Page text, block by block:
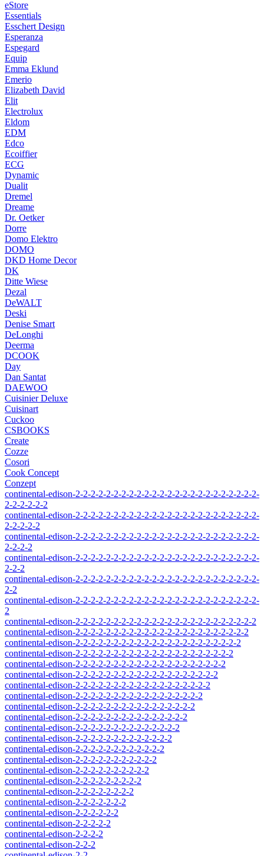
eStore
Essentials
Esschert Design
Esperanza
Espegard
Equip
Emma Eklund
Emerio
Elizabeth David
Elit
Electrolux
Eldom
EDM
Edco
Ecoiffier
ECG
Dynamic
Dualit
Dremel
Dreame
Dr. Oetker
Dorre
Domo Elektro
DOMO
DKD Home Decor
DK
Ditte Wiese
Dezal
DeWALT
Deski
Denise Smart
DeLonghi
Deerma
DCOOK
Day
Dan Santat
DAEWOO
Cuisinier Deluxe
Cuisinart
Cuckoo
CSBOOKS
Create
Cozze
Cosori
Cook Concept
Conzept
continental-edison-2-2-2-2-2-2-2-2-2-2-2-2-2-2-2-2-2-2-2-2-2-2-2-2-
2-2-2-2-2-2
continental-edison-2-2-2-2-2-2-2-2-2-2-2-2-2-2-2-2-2-2-2-2-2-2-2-2-
2-2-2-2-2
continental-edison-2-2-2-2-2-2-2-2-2-2-2-2-2-2-2-2-2-2-2-2-2-2-2-2-
2-2-2-2
continental-edison-2-2-2-2-2-2-2-2-2-2-2-2-2-2-2-2-2-2-2-2-2-2-2-2-
2-2-2
continental-edison-2-2-2-2-2-2-2-2-2-2-2-2-2-2-2-2-2-2-2-2-2-2-2-2-
2-2
continental-edison-2-2-2-2-2-2-2-2-2-2-2-2-2-2-2-2-2-2-2-2-2-2-2-2-
2
continental-edison-2-2-2-2-2-2-2-2-2-2-2-2-2-2-2-2-2-2-2-2-2-2-2-2
continental-edison-2-2-2-2-2-2-2-2-2-2-2-2-2-2-2-2-2-2-2-2-2-2-2
continental-edison-2-2-2-2-2-2-2-2-2-2-2-2-2-2-2-2-2-2-2-2-2-2
continental-edison-2-2-2-2-2-2-2-2-2-2-2-2-2-2-2-2-2-2-2-2-2
continental-edison-2-2-2-2-2-2-2-2-2-2-2-2-2-2-2-2-2-2-2-2
continental-edison-2-2-2-2-2-2-2-2-2-2-2-2-2-2-2-2-2-2-2
continental-edison-2-2-2-2-2-2-2-2-2-2-2-2-2-2-2-2-2-2
continental-edison-2-2-2-2-2-2-2-2-2-2-2-2-2-2-2-2-2
continental-edison-2-2-2-2-2-2-2-2-2-2-2-2-2-2-2-2
continental-edison-2-2-2-2-2-2-2-2-2-2-2-2-2-2-2
continental-edison-2-2-2-2-2-2-2-2-2-2-2-2-2-2
continental-edison-2-2-2-2-2-2-2-2-2-2-2-2-2
continental-edison-2-2-2-2-2-2-2-2-2-2-2-2
continental-edison-2-2-2-2-2-2-2-2-2-2-2
continental-edison-2-2-2-2-2-2-2-2-2-2
continental-edison-2-2-2-2-2-2-2-2-2
continental-edison-2-2-2-2-2-2-2-2
continental-edison-2-2-2-2-2-2-2
continental-edison-2-2-2-2-2-2
continental-edison-2-2-2-2-2
continental-edison-2-2-2-2
continental-edison-2-2-2